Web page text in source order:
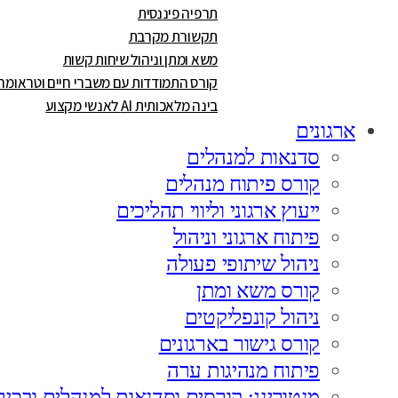
תרפיה פיננסית
תקשורת מקרבת
משא ומתן וניהול שיחות קשות
קורס התמודדות עם משברי חיים
בינה מלאכותית AI לאנשי מקצוע
ארגונים
סדנאות למנהלים
קורס פיתוח מנהלים
ייעוץ ארגוני וליווי תהליכים
פיתוח ארגוני וניהול
ניהול שיתופי פעולה
קורס משא ומתן
ניהול קונפליקטים
קורס גישור בארגונים
פיתוח מנהיגות ערה